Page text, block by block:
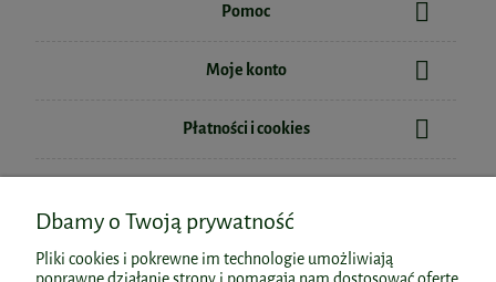
Pomoc
Moje konto
Płatności i cookies
O nas
Dbamy o Twoją prywatność
Pliki cookies i pokrewne im technologie umożliwiają